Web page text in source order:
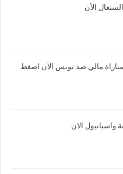
الأن
مالي ضد تونس الآن اضغط
واسبانيول الان